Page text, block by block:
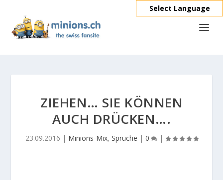
ZIEHEN… SIE KÖNNEN
AUCH DRÜCKEN….
23.09.2016 | Minions-Mix, Sprüche | 0 |
Select Language